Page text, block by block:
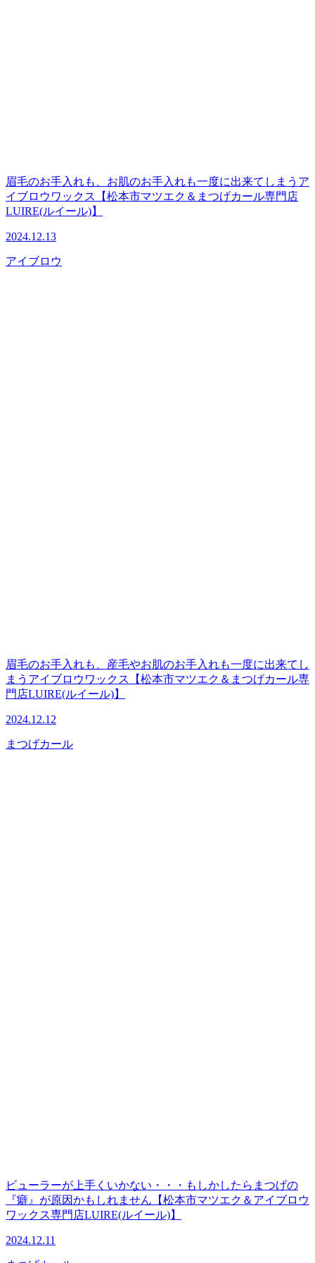
眉毛のお手入れも、お肌のお手入れも一度に出来てしまうア
イブロウワックス【松本市マツエク＆まつげカール専門店
LUIRE(ルイール)】
2024.12.13
アイブロウ
眉毛のお手入れも、産毛やお肌のお手入れも一度に出来てし
まうアイブロウワックス【松本市マツエク＆まつげカール専
門店LUIRE(ルイール)】
2024.12.12
まつげカール
ビューラーが上手くいかない・・・もしかしたらまつげの
『癖』が原因かもしれません【松本市マツエク＆アイブロウ
ワックス専門店LUIRE(ルイール)】
2024.12.11